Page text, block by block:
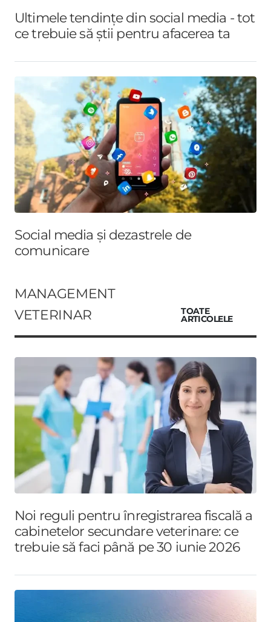
Ultimele tendințe din social media - tot
ce trebuie să știi pentru afacerea ta
Social media și dezastrele de
comunicare
MANAGEMENT
VETERINAR
TOATE
ARTICOLELE
Noi reguli pentru înregistrarea fiscală a
cabinetelor secundare veterinare: ce
trebuie să faci până pe 30 iunie 2026